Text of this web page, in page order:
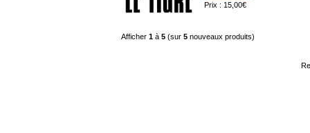
Prix : 15,00€
Afficher 1 à 5 (sur 5 nouveaux produits)